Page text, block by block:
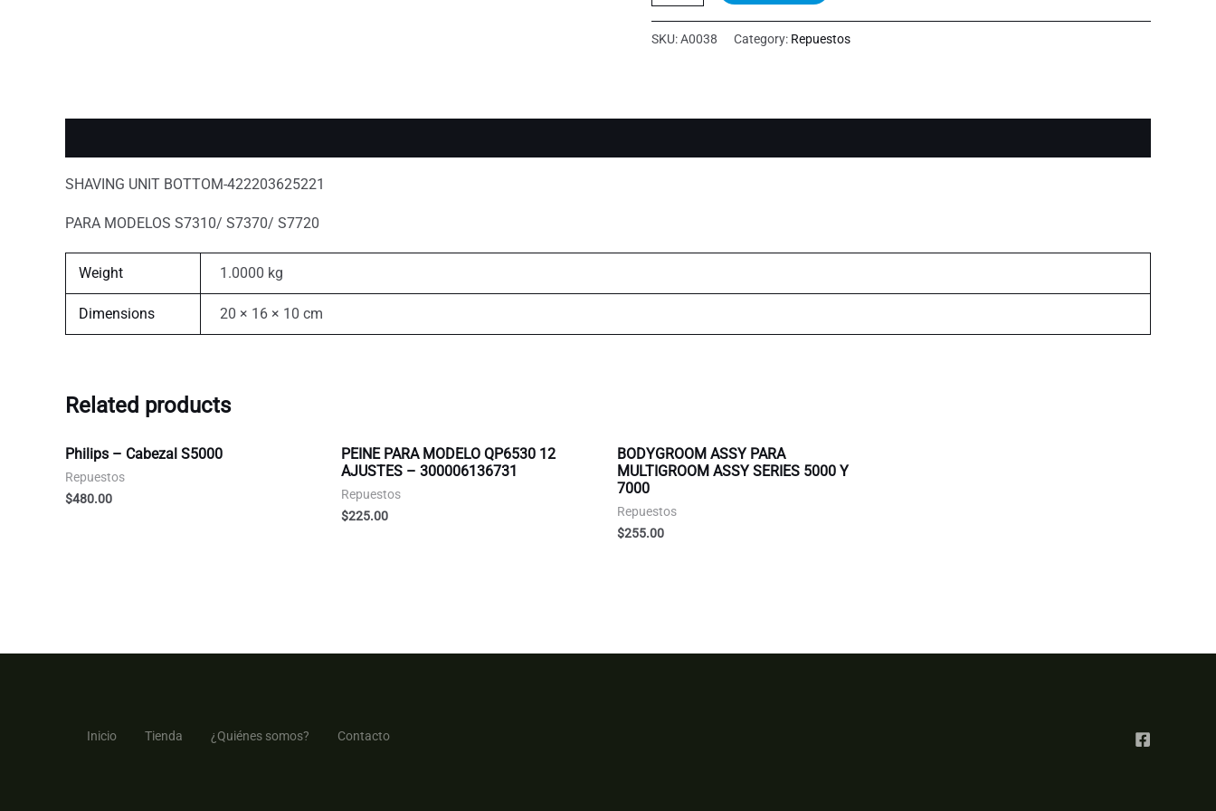
UNIT
BOTTOM-
SKU:A0038 Category: Repuestos
SHAVING UNIT BOTTOM-422203625221
PARA MODELOS S7310/ S7370/ S7720
Weight 1.0000 kg
Dimensions 20 × 16 × 10 cm
Related products
Philips – Cabezal S5000
Repuestos
$480.00
PEINE PARA MODELO QP6530 12
AJUSTES – 300006136731
Repuestos
$225.00
BODYGROOM ASSY PARA
MULTIGROOM ASSY SERIES 5000 Y
7000
Repuestos
$255.00
Inicio Tienda ¿Quiénes somos? Contacto